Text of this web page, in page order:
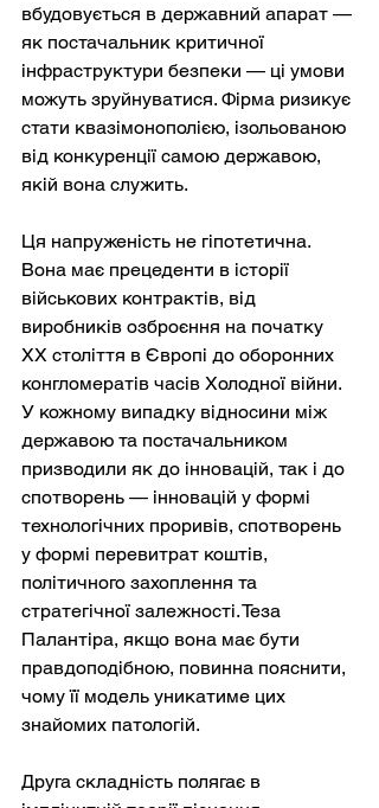
вбудовується в державний апарат —
як постачальник критичної
інфраструктури безпеки — ці умови
можуть зруйнуватися. Фірма ризикує
стати квазімонополією, ізольованою
від конкуренції самою державою,
якій вона служить.
Ця напруженість не гіпотетична.
Вона має прецеденти в історії
військових контрактів, від
виробників озброєння на початку
ХХ століття в Європі до оборонних
конгломератів часів Холодної війни.
У кожному випадку відносини між
державою та постачальником
призводили як до інновацій, так і до
спотворень — інновацій у формі
технологічних проривів, спотворень
у формі перевитрат коштів,
політичного захоплення та
стратегічної залежності. Теза
Палантіра, якщо вона має бути
правдоподібною, повинна пояснити,
чому її модель уникатиме цих
знайомих патологій.
Друга складність полягає в